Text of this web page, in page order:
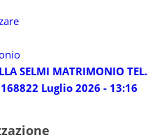
SELMI MATRIMONIO TEL.
22 Luglio 2026 - 13:16